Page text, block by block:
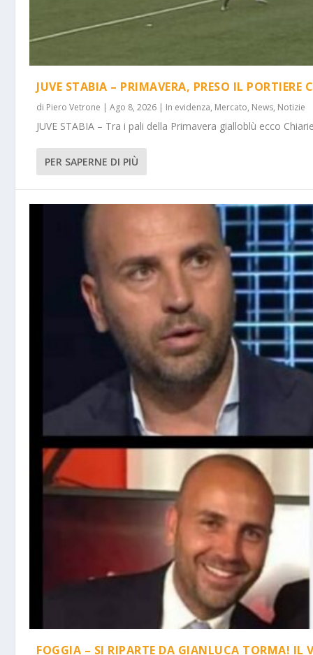
JUVE STABIA – PRIMAVERA, PRESO IL PORTIERE
di Piero Vetrone |Ago 8, 2026 | In evidenza, Mercato, News, Notizie
JUVE STABIA – Tra i pali della Primavera gialloblù ecco
PER SAPERNE DI PIÙ
FOGGIA – SI RIPARTE DA GIANLUCA TORMA! IL